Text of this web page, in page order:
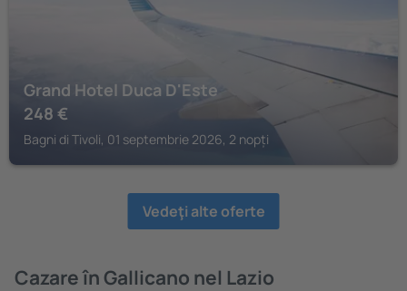
Grand Hotel Duca D'Este
248 €
Bagni di Tivoli, 01 septembrie 2026, 2 nopți
Vedeţi alte oferte
Cazare în Gallicano nel Lazio